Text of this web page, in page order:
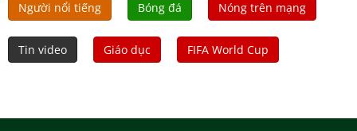
Người nổi tiếng Bóng đá Nóng trên mạng
Tin video Giáo dục FIFA World Cup